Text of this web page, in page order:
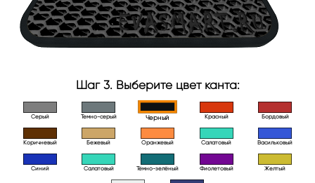
Шаг 3. Выберите цвет канта:
Серый Темно-серый Черный Красный Бордовый
Коричневый Бежевый Оранжевый Салатовый Васильковый
Синий Салатовый Тёмно-зелёный Фиолетовый Желтый